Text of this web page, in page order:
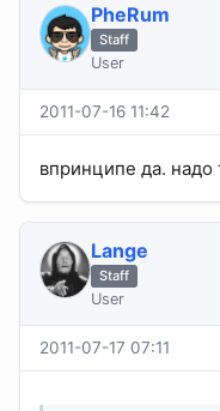
PheRum
Staff
User
2011-07-16 11:42
впринципе да. надо
Lange
Staff
User
2011-07-17 07:11